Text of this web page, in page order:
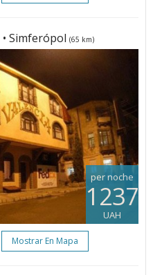
• Simferópol (65 km)
per noche
1237
UAH
Mostrar En Mapa